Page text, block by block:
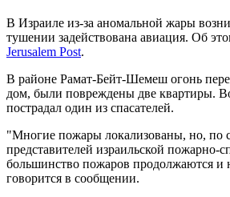
В Израиле из-за аномальной жары
тушении задействована авиация. Об
Jerusalem Post.
В районе Рамат-Бейт-Шемеш огонь
дом, были повреждены две квартиры.
пострадал один из спасателей.
"Многие пожары локализованы, но, по
представителей израильской пожарно-
большинство пожаров продолжаются
говорится в сообщении.